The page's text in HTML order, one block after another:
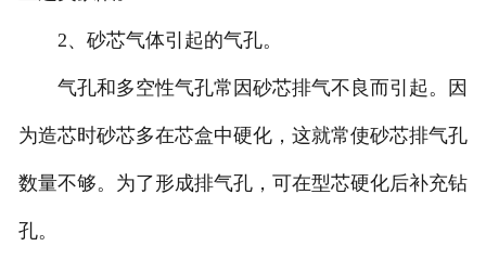
2、砂芯气体引起的气孔。
气孔和多空性气孔常因砂芯排气不良而引起。因
为造芯时砂芯多在芯盒中硬化，这就常使砂芯排气孔
数量不够。为了形成排气孔，可在型芯硬化后补充钻
孔。